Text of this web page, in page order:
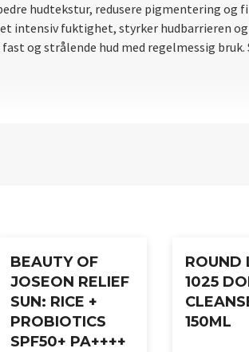
hudtekstur, redusere pigmentering og
intensiv fuktighet, styrker hudbarrieren
og strålende hud med regelmessig
lett inn for å fremme absorpsjon. Serumet
BEAUTY OF
JOSEON RELIEF
SUN: RICE +
PROBIOTICS
SPF50+ PA++++
ROUND
1025
150ML